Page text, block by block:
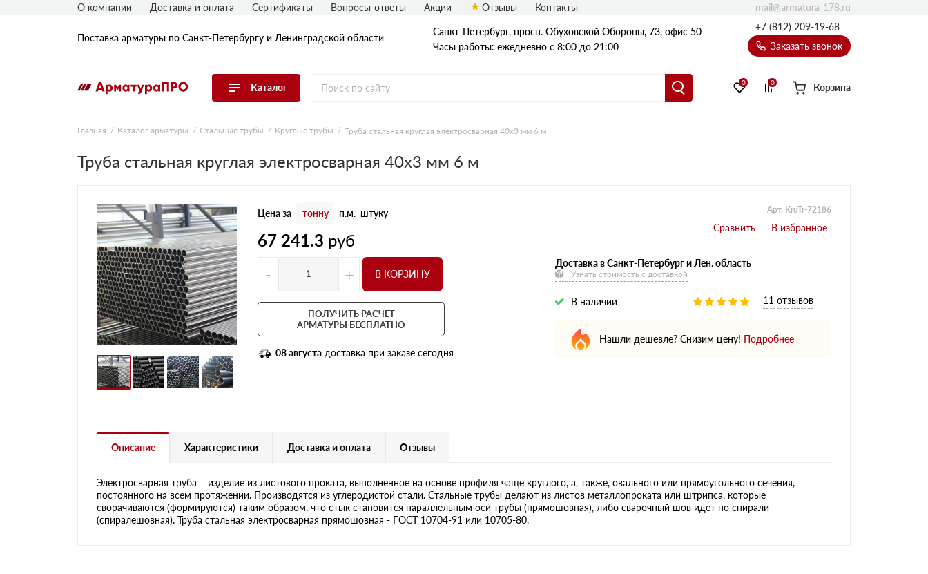
Поставка арматуры по Санкт-Петербургу и Ленинградской области
Санкт-Петербург, просп. Обуховской Обороны, 73, офис 50
Часы работы: ежедневно с 8:00 до 21:00
+7 (812) 209-19-68
Заказать звонок
Каталог
Перейти в каталог
Арматура
Катанка
Комплектующие к арматуре
Стальные трубы
0 0 Корзина
О компании Доставка и оплата Сертификаты Вопросы-ответы Акции Отзывы Контакты mail@armatura-178.ru
Главная Каталог арматуры Стальные трубы Круглые трубы Труба стальная круглая электросварная 40х3 мм 6 м
Труба стальная круглая электросварная 40х3 мм 6 м
Цена за тонну п.м. штуку
67 241.3 руб
Арт. KruTr-72186
- + В КОРЗИНУ
ПОЛУЧИТЬ РАСЧЕТ
АРМАТУРЫ БЕСПЛАТНО
08 августа доставка при заказе сегодня
Доставка в Санкт-Петербург и Лен. область
Узнать стоимость с доставкой
В наличии 11 отзывов
Нашли дешевле? Снизим цену! Подробнее
Описание Характеристики Доставка и оплата Отзывы
Электросварная труба – изделие из листового проката, выполненное на основе профиля чаще круглого, а, также, овального или прямоугольного сечения,
постоянного на всем протяжении. Производятся из углеродистой стали. Стальные трубы делают из листов металлопроката или штрипса, которые
сворачиваются (формируются) таким образом, что стык становится параллельным оси трубы (прямошовная), либо сварочный шов идет по спирали
(спиралешовная). Труба стальная электросварная прямошовная - ГОСТ 10704-91 или 10705-80.